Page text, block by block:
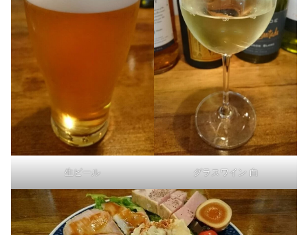
生ビール グラスワイン 白